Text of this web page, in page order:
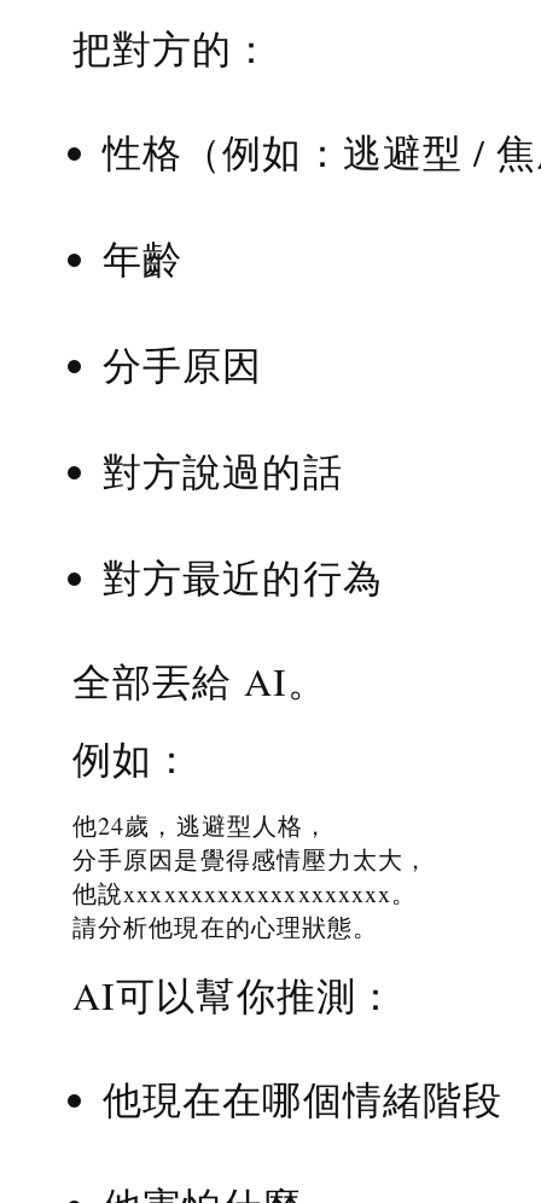
把對方的：
性格（例如：逃避型 /
年齡
分手原因
對方說過的話
對方最近的行為
全部丟給 AI。
例如：
他24歲，逃避型人格，
分手原因是覺得感情壓力太大，
他說xxxxxxxxxxxxxxxxxxxx。
請分析他現在的心理狀態。
AI可以幫你推測：
他現在在哪個情緒階段